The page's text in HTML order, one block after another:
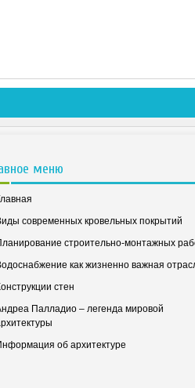
меню
современных кровельных покрытий
строительно-монтажных
как жизненно важная
стен
Палладио – легенда мировой
об архитектуре